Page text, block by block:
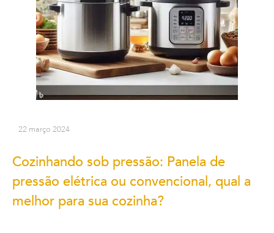
22 março 2024
Cozinhando sob pressão: Panela de
pressão elétrica ou convencional, qual a
melhor para sua cozinha?